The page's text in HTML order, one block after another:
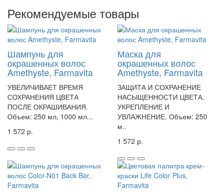
Рекомендуемые товары
Шампунь для
окрашенных волос
Amethyste, Farmavita
УВЕЛИЧИВАЕТ ВРЕМЯ
СОХРАНЕНИЯ ЦВЕТА
ПОСЛЕ ОКРАШИВАНИЯ.
Объем: 250 мл, 1000 мл...
1 572 р.
Маска для
окрашенных волос
Amethyste, Farmavita
ЗАЩИТА И СОХРАНЕНИЕ
НАСЫЩЕННОСТИ ЦВЕТА.
УКРЕПЛЕНИЕ И
УВЛАЖНЕНИЕ. Объем: 250
м..
1 572 р.